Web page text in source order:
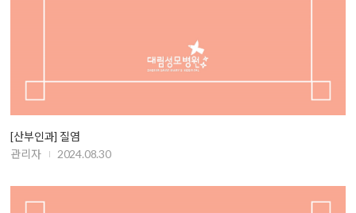
[산부인과] 질염
관리자
2024.08.30